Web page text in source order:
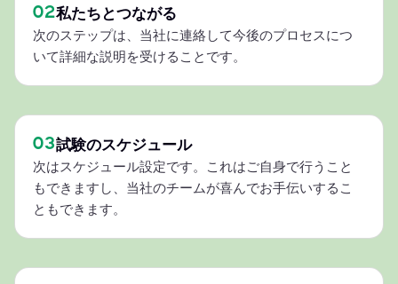
02私たちとつながる
次のステップは、当社に連絡して今後のプロセスにつ
いて詳細な説明を受けることです。
03試験のスケジュール
次はスケジュール設定です。これはご自身で行うこと
もできますし、当社のチームが喜んでお手伝いするこ
ともできます。